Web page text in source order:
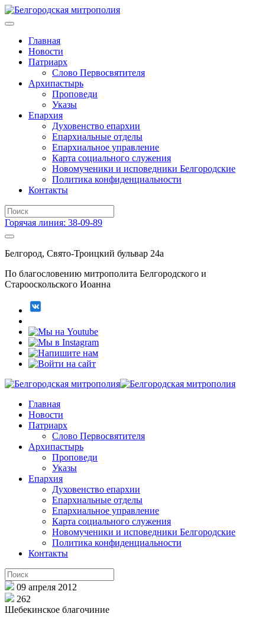
Главная
Новости
Патриарх
Слово Первосвятителя
Архипастырь
Проповеди
Указы
Епархия
Духовенство епархии
Епархиальные отделы
Епархиальное управление
Карта социального служения
Новомученики и исповедники Белгородские
Политика конфиденциальности
Контакты
Горячая линия: 38-09-89
Белгород, Свято-Троицкий бульвар 24а
По благословению митрополита Белгородского и
Старооскольского Иоанна
Главная
Новости
Патриарх
Слово Первосвятителя
Архипастырь
Проповеди
Указы
Епархия
Духовенство епархии
Епархиальные отделы
Епархиальное управление
Карта социального служения
Новомученики и исповедники Белгородские
Политика конфиденциальности
Контакты
09 апреля 2012
262
Шебекинское благочиние